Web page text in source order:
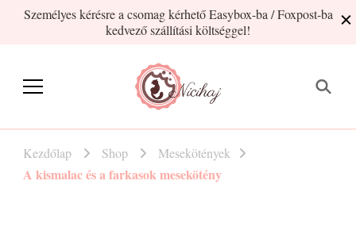
Személyes kérésre a csomag kérhető Easybox-ba / Foxpost-ba
kedvező szállítási költséggel!
Nicihaj
Kezdőlap Shop Mesekötények
A kismalac és a farkasok mesekötény